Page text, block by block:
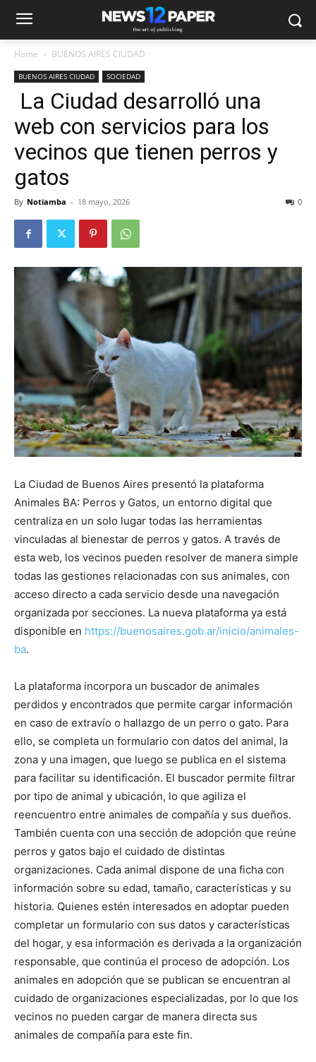
Home BUENOS AIRES CIUDAD
BUENOS AIRES CIUDAD SOCIEDAD
La Ciudad desarrolló una
web con servicios para los
vecinos que tienen perros y
gatos
By Notiamba - 18 mayo, 2026 0
La Ciudad de Buenos Aires presentó la plataforma
Animales BA: Perros y Gatos, un entorno digital que
centraliza en un solo lugar todas las herramientas
vinculadas al bienestar de perros y gatos. A través de
esta web, los vecinos pueden resolver de manera simple
todas las gestiones relacionadas con sus animales, con
acceso directo a cada servicio desde una navegación
organizada por secciones. La nueva plataforma ya está
disponible en https://buenosaires.gob.ar/inicio/animales-
ba.
La plataforma incorpora un buscador de animales
perdidos y encontrados que permite cargar información
en caso de extravío o hallazgo de un perro o gato. Para
ello, se completa un formulario con datos del animal, la
zona y una imagen, que luego se publica en el sistema
para facilitar su identificación. El buscador permite filtrar
por tipo de animal y ubicación, lo que agiliza el
reencuentro entre animales de compañía y sus dueños.
También cuenta con una sección de adopción que reúne
perros y gatos bajo el cuidado de distintas
organizaciones. Cada animal dispone de una ficha con
información sobre su edad, tamaño, características y su
historia. Quienes estén interesados en adoptar pueden
completar un formulario con sus datos y características
del hogar, y esa información es derivada a la organización
responsable, que continúa el proceso de adopción. Los
animales en adopción que se publican se encuentran al
cuidado de organizaciones especializadas, por lo que los
vecinos no pueden cargar de manera directa sus
animales de compañía para este fin.